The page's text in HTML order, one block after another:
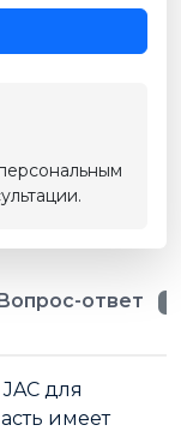
ответ
для
имеет